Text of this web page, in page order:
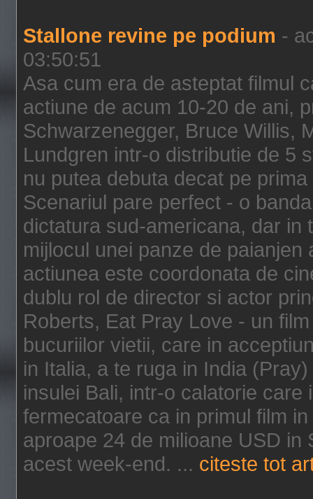
Stallone revine pe podium -
03:50:51
Asa cum era de asteptat filmul
actiune de acum 10-20 de ani,
Schwarzenegger, Bruce Willis,
Lundgren intr-o distributie de 5
nu putea debuta decat pe
Scenariul pare perfect - o
dictatura sud-americana, dar in
mijlocul unei panze de
actiunea este coordonata de
dublu rol de director si actor
Roberts, Eat Pray Love - un
bucuriilor vietii, care in
in Italia, a te ruga in India
insulei Bali, intr-o calatorie
fermecatoare ca in primul film
aproape 24 de milioane USD in
acest week-end. ... citeste tot